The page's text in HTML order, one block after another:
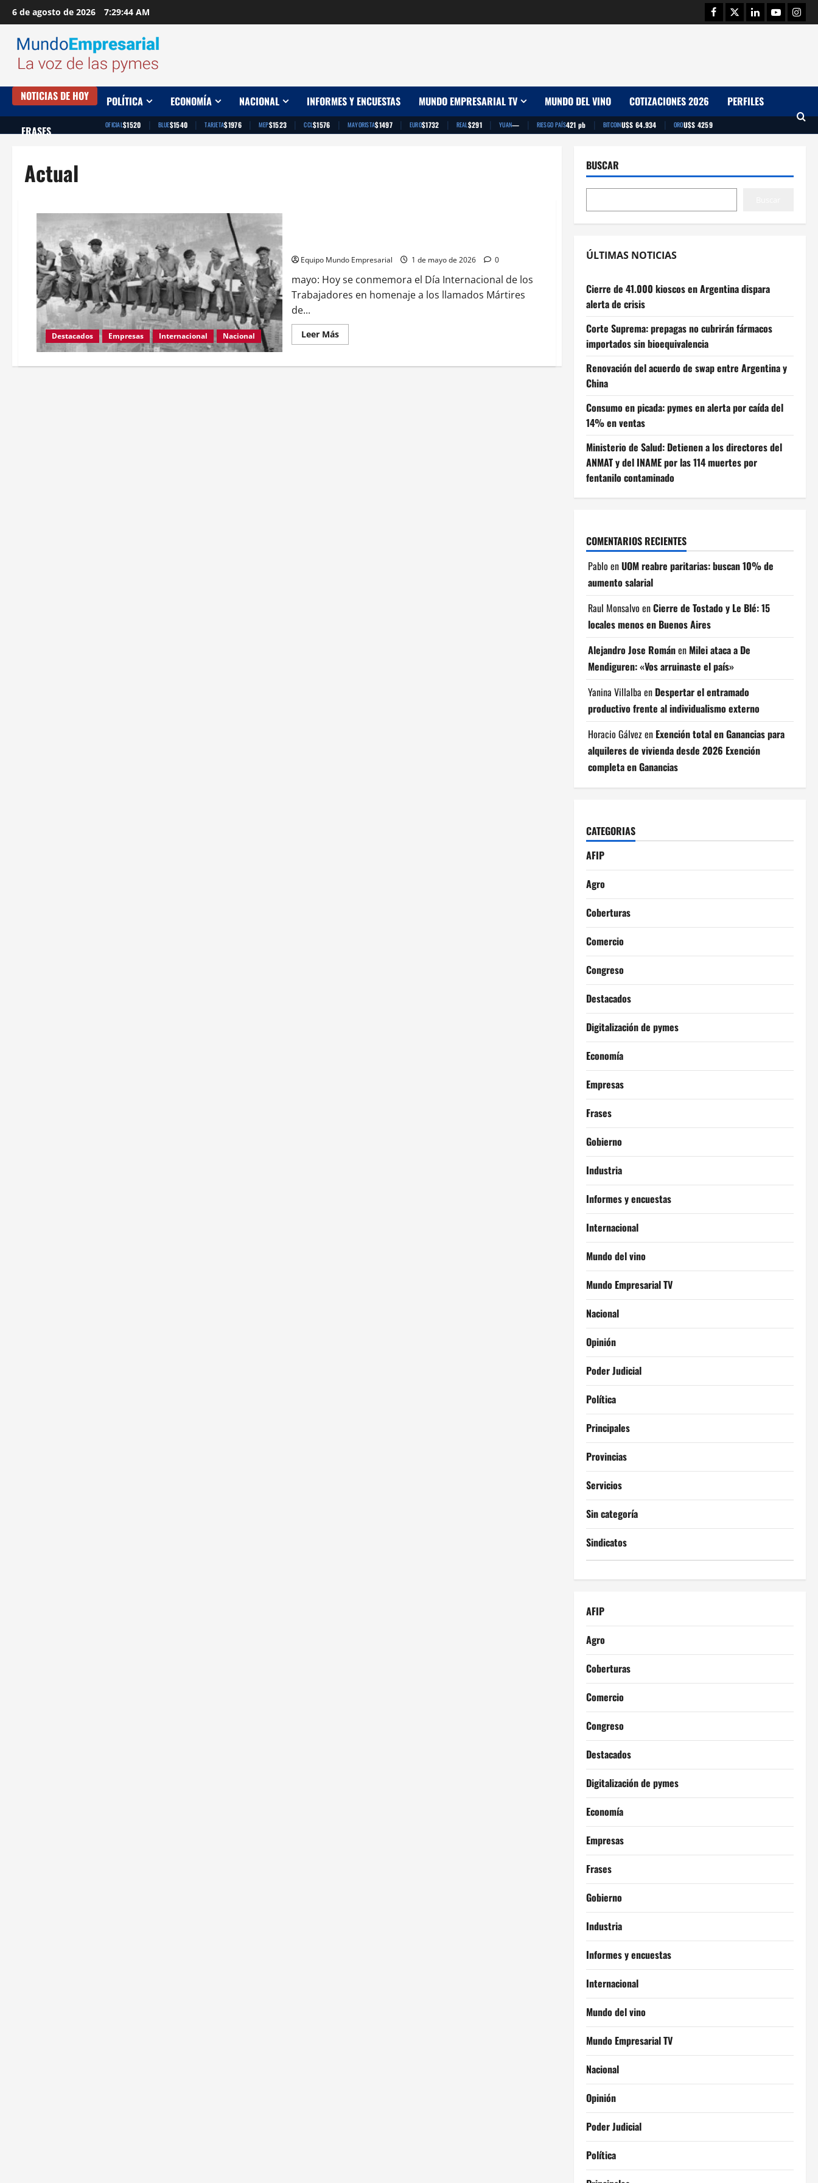
Saltar
al
contenido
6 de agosto de 2026 7:29:44 AM Facebook
TwitterLinkedinYoutube
NOTICIAS DE HOY POLÍTICA ECONOMÍA NACIONAL INFORMES Y ENCUESTAS MUNDO EMPRESARIAL TV MUNDO DEL VINO COTIZACIONES 2026 PERFILES
FRASES OFICIAL$1520 | BLUE$1540 | TARJETA$1976 | MEP$1523 | CCL$1576 | MAYORISTA$1497 | EURO$1732 | REAL$291 | YUAN— | RIESGO PAÍS421 pb | BITCOINU$S 64.934 | OROU$S 4259
Actual
Destacados Empresas Internacional Nacional
Equipo Mundo Empresarial 1 de mayo de 2026 0
mayo: Hoy se conmemora el Día Internacional de los
Trabajadores en homenaje a los llamados Mártires
de...
Leer MásLeer
más
1
BUSCAR
ÚLTIMAS NOTICIAS
Cierre de 41.000 kioscos en Argentina dispara
alerta de crisis
Corte Suprema: prepagas no cubrirán fármacos
importados sin bioequivalencia
Renovación del acuerdo de swap entre Argentina y
China
Consumo en picada: pymes en alerta por caída del
14% en ventas
Ministerio de Salud: Detienen a los directores del
ANMAT y del INAME por las 114 muertes por
fentanilo contaminado
COMENTARIOS RECIENTES
Pablo enUOM reabre paritarias: buscan 10% de
aumento salarial
Raul Monsalvo enCierre de Tostado y Le Blé: 15
locales menos en Buenos Aires
Alejandro Jose Románen Milei ataca a De
Mendiguren: «Vos arruinaste el país»
Yanina Villalba en Despertar el entramado
productivo frente al individualismo externo
Horacio Gálvezen Exención total en Ganancias para
alquileres de vivienda desde 2026 Exención
completa en Ganancias
CATEGORIAS
AFIP
Agro
Coberturas
Comercio
Congreso
Destacados
Digitalización de pymes
Economía
Empresas
Frases
Gobierno
Industria
Informes y encuestas
Internacional
Mundo del vino
Mundo Empresarial TV
Nacional
Opinión
Poder Judicial
Política
Principales
Provincias
Servicios
Sin categoría
Sindicatos
AFIP
Agro
Coberturas
Comercio
Congreso
Destacados
Digitalización de pymes
Economía
Empresas
Frases
Gobierno
Industria
Informes y encuestas
Internacional
Mundo del vino
Mundo Empresarial TV
Nacional
Opinión
Poder Judicial
Política